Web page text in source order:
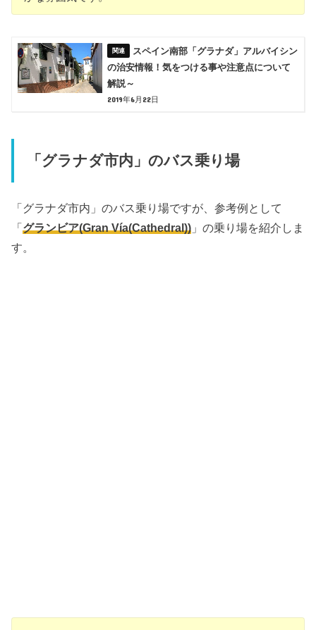
スペイン南部「グラナダ」アルバイシン
の治安情報！気をつける事や注意点について
解説～
2019年6月22日
「グラナダ市内」のバス乗り場
「グラナダ市内」のバス乗り場ですが、参考例として
「グランビア(Gran Vía(Cathedral)) 」の乗り場を紹介しま
す。